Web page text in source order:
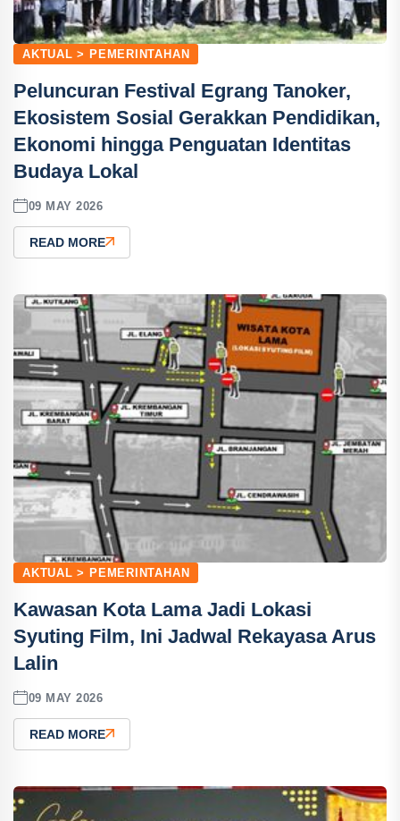
AKTUAL > PEMERINTAHAN
Peluncuran Festival Egrang Tanoker,
Ekosistem Sosial Gerakkan Pendidikan,
Ekonomi hingga Penguatan Identitas
Budaya Lokal
09 MAY 2026
READ MORE
AKTUAL > PEMERINTAHAN
Kawasan Kota Lama Jadi Lokasi
Syuting Film, Ini Jadwal Rekayasa Arus
Lalin
09 MAY 2026
READ MORE